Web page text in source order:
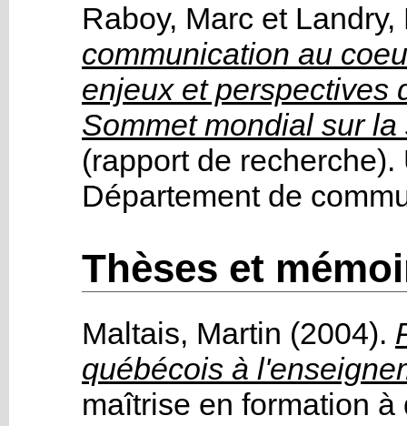
Raboy, Marc et Landry,
communication au
enjeux et perspectives
Sommet mondial sur
(rapport de recherche).
Département de
Thèses et
Maltais, Martin (2004).
québécois à
maîtrise en formation à